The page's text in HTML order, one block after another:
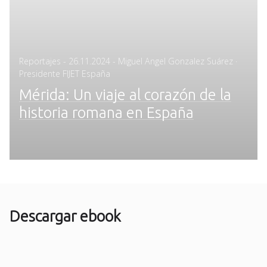
Reportajes - Posted
on
26.11.2024 - Miguel Angel Gonzalez Suárez ·
Presidente FIJET España
Mérida: Un viaje al corazón de la
historia romana en España
Descargar ebook